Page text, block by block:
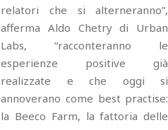
relatori che si alterneranno”,
afferma Aldo Chetry di Urban
Labs, “racconteranno le
esperienze positive già
realizzate e che oggi si
annoverano come best practise:
la Beeco Farm, la fattoria delle